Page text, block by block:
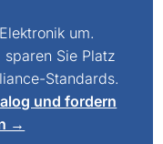
um.
Sie Platz
Standards.
und fordern
→